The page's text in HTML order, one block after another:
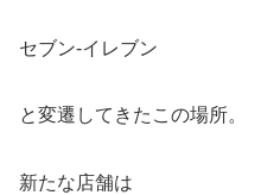
セブン-イレブン
と変遷してきたこの場所。
新たな店舗は